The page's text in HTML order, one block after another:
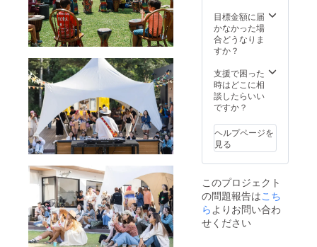
てお送
りさせ
て頂き
ます。
ナ、漢
字、ア
ルファ
れ
か）。
なお、
掲載方
字のみ
り、色
や書体
はお選
びいた
だけま
せん。
・こち
応じて
記載す
るお名
異なり
ます。
支援
時、必
欄に掲
載を希
望され
るお名
記入く
ださい
（ひら
がな、
ご入場
いただ
けま
前入り
特製T
シャ
ツ」と
店され
るブ
リュワ
リー様
援いた
だいた
方のお
名前を
入れた
大）特
製Tシャ
ツ
HOTEL
BASE
クーポ
ン券
（３月
分） ・
ご支援
いただ
いた全
客様
は、会
場時間
の３０
分前に
目標金額に届
かなかった場
合どうなりま
すか？
支援で困った
時はどこに相
談したらいい
ですか？
ヘルプページを
見る
このプロジェクト
の問題報告はこち
ら よりお問い合わ
せください